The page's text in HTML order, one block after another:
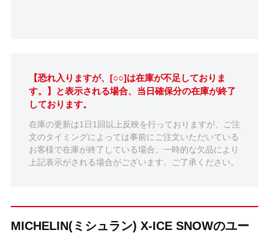
【恐れ入りますが、[○○]は在庫が不足しておりま
す。】と表示される場合、当日確保分の在庫が終了
しております。
在庫の更新は1日1回以上反映を行っておりますが、ご注
文のタイミングによっては事前にご注文いただいている
お客様で在庫が終了している場合、一時的な欠品により
上記表示がされる場合がございます。ご了承ください。
MICHELIN(ミシュラン) X-ICE SNOWのユー